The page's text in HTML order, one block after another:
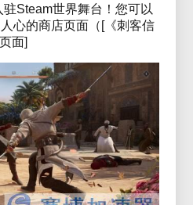
Steam世界舞台！您可以
心的商店页面（[《刺客信
面]